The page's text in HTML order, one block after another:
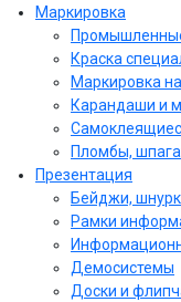
Маркировка
Краска
Маркировка
Карандаши и
Пломбы,
Презентация
Бейджи,
Рамки
Демосистемы
Доски и